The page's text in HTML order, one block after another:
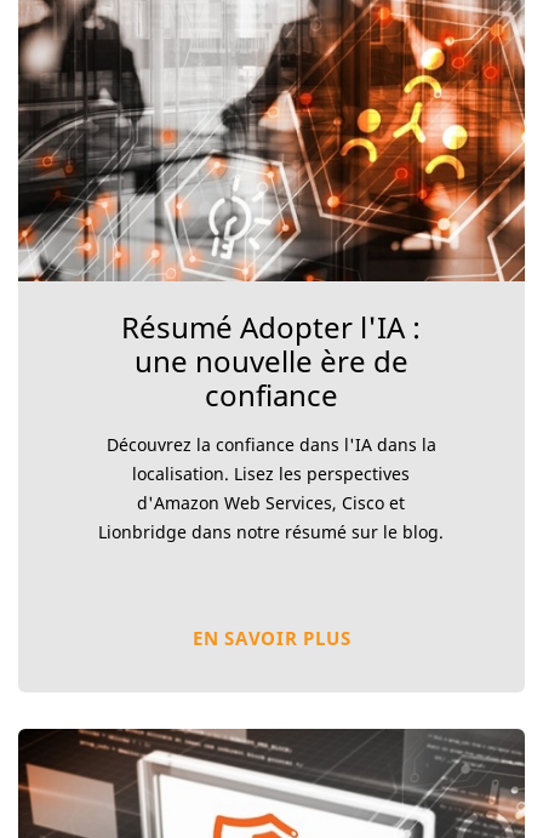
Résumé Adopter l'IA :
une nouvelle ère de
confiance
Découvrez la confiance dans l'IA dans la
localisation. Lisez les perspectives
d'Amazon Web Services, Cisco et
Lionbridge dans notre résumé sur le blog.
EN SAVOIR PLUS